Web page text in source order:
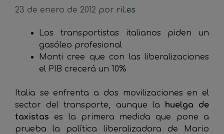
23 de enero de 2012 por ril.es
Los transportistas italianos piden un
gasóleo profesional
Monti cree que con las liberalizaciones
el PIB crecerá un 10%
Italia se enfrenta a dos movilizaciones en el
sector del transporte, aunque la huelga de
taxistas es la primera medida que pone a
prueba la política liberalizadora de Mario